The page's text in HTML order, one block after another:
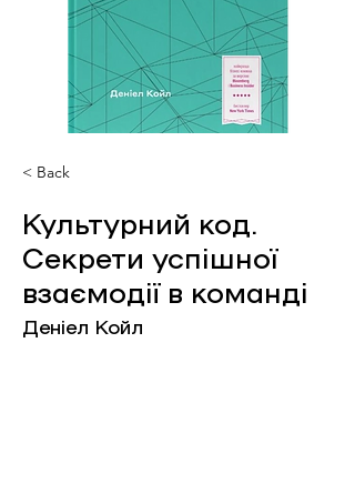
< Back
Культурний код.
Секрети успішної
взаємодії в команді
Деніел Койл